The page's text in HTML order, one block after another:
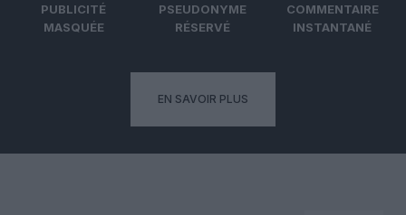
PUBLICITÉ
MASQUÉE
PSEUDONYME
RÉSERVÉ
COMMENTAIRE
INSTANTANÉ
EN SAVOIR PLUS